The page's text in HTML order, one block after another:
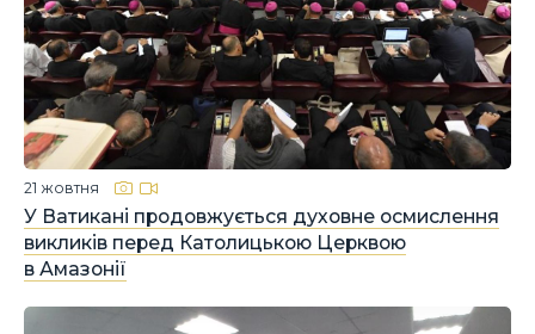
У Ватикані продовжується духовне осмислення
викликів перед Католицькою Церквою
в Амазонії
21 жовтня